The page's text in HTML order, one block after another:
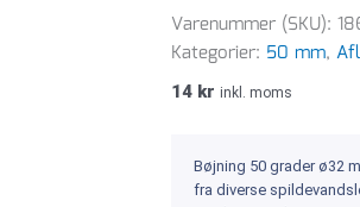
Varenummer (SKU):
Kategorier: 50 mm,
14 kr inkl. moms
Bøjning 50 grader ø32
fra diverse